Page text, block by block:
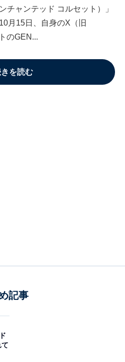
チャンテッド コルセット）」
月15日、自身のX（旧
のGEN...
を読む
記事